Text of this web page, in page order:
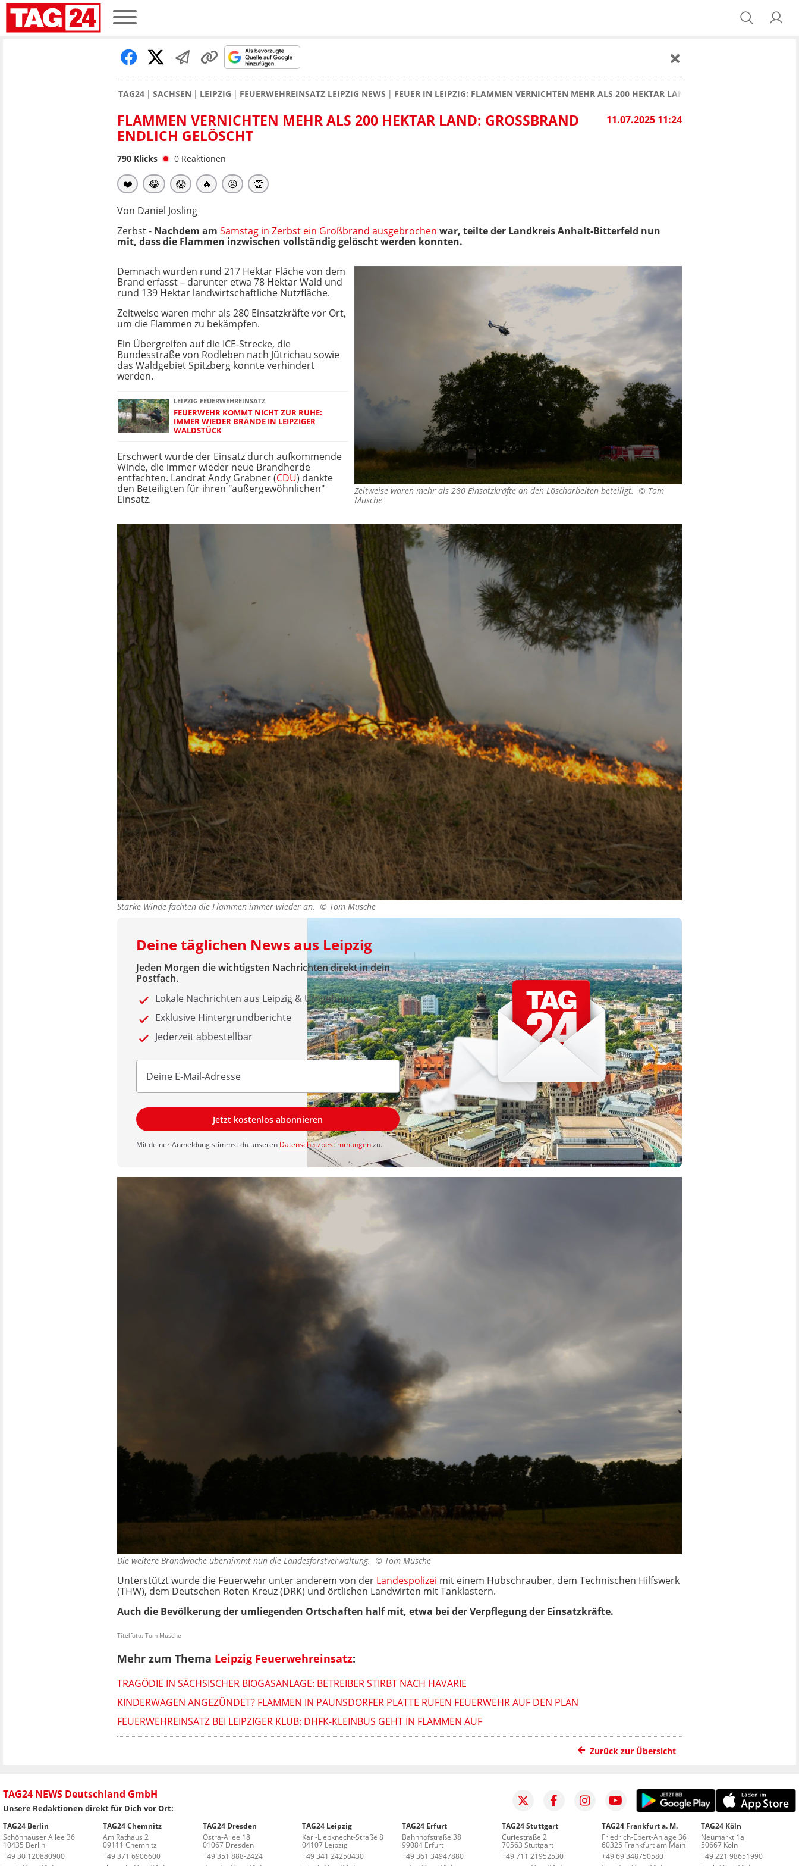
TAG24 SACHSEN LEIPZIG FEUERWEHREINSATZ LEIPZIG NEWS FEUER IN LEIPZIG: FLAMMEN VERNICHTEN MEHR ALS 200 HEKTAR LAND - GROSSBRAND ENDLICH
11.07.2025 11:24
FLAMMEN VERNICHTEN MEHR ALS 200 HEKTAR LAND: GROSSBRAND E
NDLICH GELÖSCHT
790 Klicks 0 Reaktionen
❤️ 😂 😱 🔥 😥 👏
Von Daniel Josling
Zerbst - Nachdem am Samstag in Zerbst ein Großbrand ausgebrochen war, teilte der Landkreis Anhalt-Bitterfeld nun
mit, dass die Flammen inzwischen vollständig gelöscht werden konnten.
Zeitweise waren mehr als 280 Einsatzkräfte an den Löscharbeiten beteiligt. © Tom
Musche
Demnach wurden rund 217 Hektar Fläche von dem
Brand erfasst – darunter etwa 78 Hektar Wald und
rund 139 Hektar landwirtschaftliche Nutzfläche.
Zeitweise waren mehr als 280 Einsatzkräfte vor Ort,
um die Flammen zu bekämpfen.
Ein Übergreifen auf die ICE-Strecke, die
Bundesstraße von Rodleben nach Jütrichau sowie
das Waldgebiet Spitzberg konnte verhindert
werden.
LEIPZIG FEUERWEHREINSATZ
FEUERWEHR KOMMT NICHT ZUR RUHE:
IMMER WIEDER BRÄNDE IN LEIPZIGER
WALDSTÜCK
Erschwert wurde der Einsatz durch aufkommende
Winde, die immer wieder neue Brandherde
entfachten. Landrat Andy Grabner (CDU) dankte
den Beteiligten für ihren "außergewöhnlichen"
Einsatz.
Starke Winde fachten die Flammen immer wieder an. © Tom Musche
Deine täglichen News aus Leipzig
Jeden Morgen die wichtigsten Nachrichten direkt in dein
Postfach.
Lokale Nachrichten aus Leipzig & Umgebung
Exklusive Hintergrundberichte
Jederzeit abbestellbar
Jetzt kostenlos abonnieren
Mit deiner Anmeldung stimmst du unseren Datenschutzbestimmungenzu.
Die weitere Brandwache übernimmt nun die Landesforstverwaltung. © Tom Musche
Unterstützt wurde die Feuerwehr unter anderem von der Landespolizei mit einem Hubschrauber, dem Technischen Hilfswerk
(THW), dem Deutschen Roten Kreuz (DRK) und örtlichen Landwirten mit Tanklastern.
Auch die Bevölkerung der umliegenden Ortschaften half mit, etwa bei der Verpflegung der Einsatzkräfte.
Titelfoto: Tom Musche
Mehr zum Thema Leipzig Feuerwehreinsatz:
TRAGÖDIE IN SÄCHSISCHER BIOGASANLAGE: BETREIBER STIRBT NACH HAVARIE
KINDERWAGEN ANGEZÜNDET? FLAMMEN IN PAUNSDORFER PLATTE RUFEN FEUERWEHR AUF DEN PLAN
FEUERWEHREINSATZ BEI LEIPZIGER KLUB: DHFK-KLEINBUS GEHT IN FLAMMEN AUF
Zurück zur Übersicht
TAG24 NEWS Deutschland GmbH
Unsere Redaktionen direkt für Dich vor Ort:
TAG24 Berlin
Schönhauser Allee 36
10435 Berlin
+49 30 120880900
TAG24 Chemnitz
Am Rathaus 2
09111 Chemnitz
+49 371 6906600
TAG24 Dresden
Ostra-Allee 18
01067 Dresden
+49 351 888-2424
TAG24 Leipzig
Karl-Liebknecht-Straße 8
04107 Leipzig
+49 341 24250430
TAG24 Erfurt
Bahnhofstraße 38
99084 Erfurt
+49 361 34947880
TAG24 Stuttgart
Curiestraße 2
70563 Stuttgart
+49 711 21952530
TAG24 Frankfurt a. M.
Friedrich-Ebert-Anlage 36
60325 Frankfurt am Main
+49 69 348750580
TAG24 Köln
Neumarkt 1a
50667 Köln
+49 221 98651990